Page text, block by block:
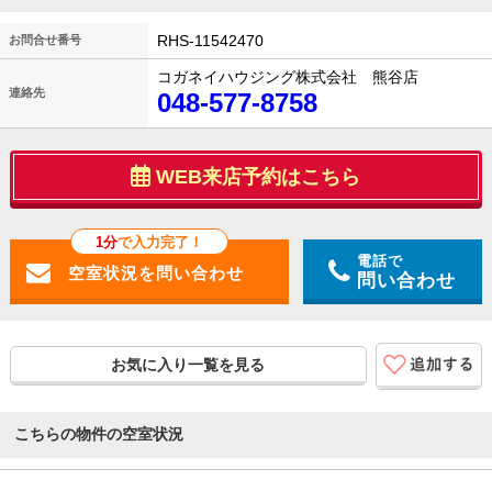
お問合せ番号 RHS-11542470
連絡先
コガネイハウジング株式会社 熊谷店
048-577-8758
WEB来店予約はこちら
1分で入力完了！
電話で
問い合わせ
お気に入り一覧を見る
こちらの物件の空室状況